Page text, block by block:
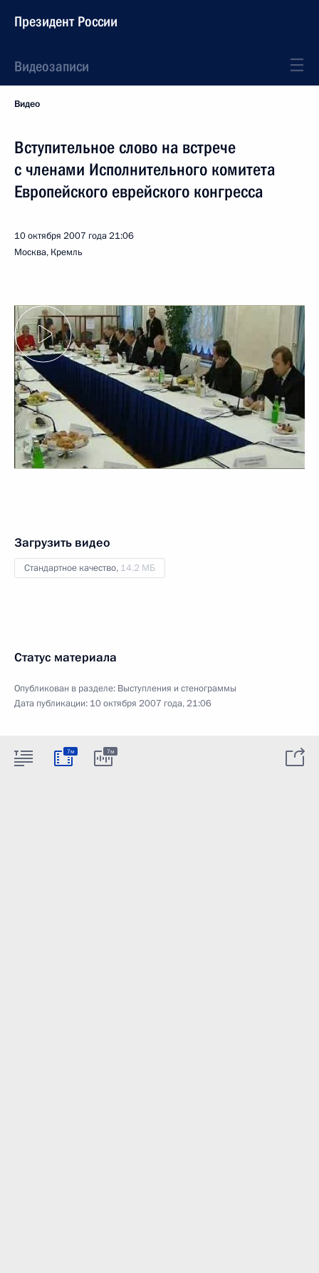
Президент России
Видеозаписи
Видео
Вступительное слово на встрече
с членами Исполнительного комитета
Европейского еврейского конгресса
10 октября 2007 года21:06
Москва, Кремль
Загрузить видео
Стандартное качество, 14.2 МБ
Статус материала
Опубликован в разделе: Выступления и стенограммы
Дата публикации: 10 октября 2007 года, 21:06
7м 7м